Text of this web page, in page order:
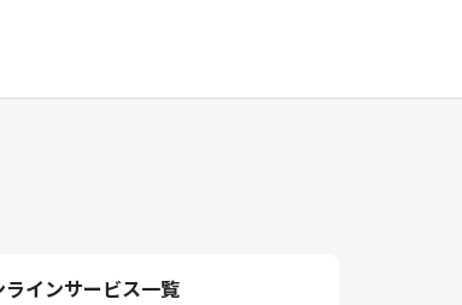
ラインサービス一覧